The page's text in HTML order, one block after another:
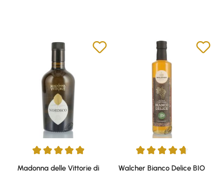
Durchschnittliche Bewertung von 4.93 von 5 Sternen
Madonna delle Vittorie di
Durchschnittliche Bewertung
Walcher Bianco Delice BIO